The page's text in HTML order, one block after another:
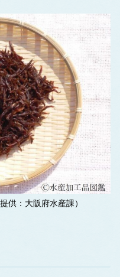
：大阪府水産課）